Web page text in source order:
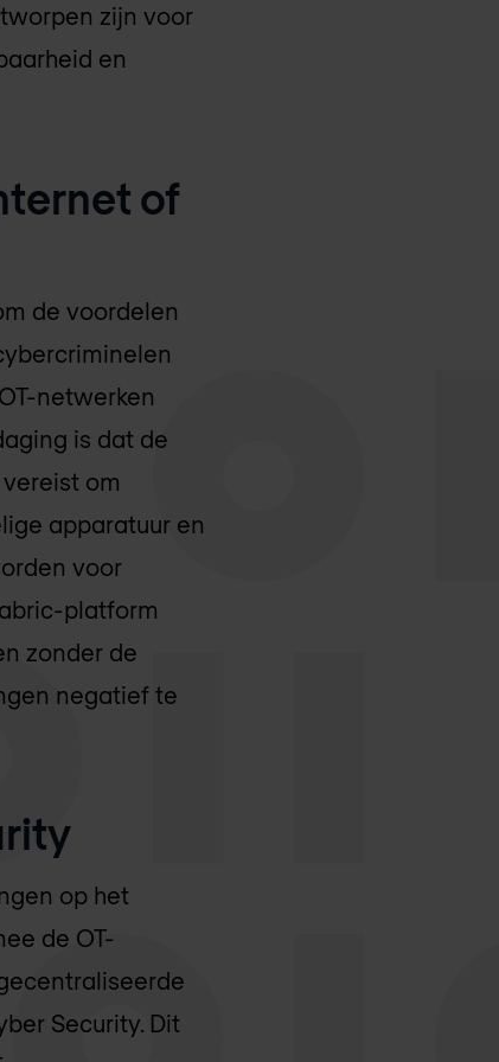
zijn voor
en
of
de voordelen
netwerken
is dat de
om
apparatuur en
voor
platform
zonder de
negatief te
op het
de OT-
Security. Dit